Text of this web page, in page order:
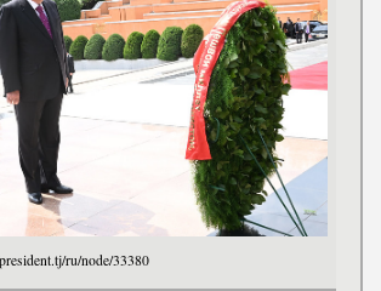
ru/node/33380